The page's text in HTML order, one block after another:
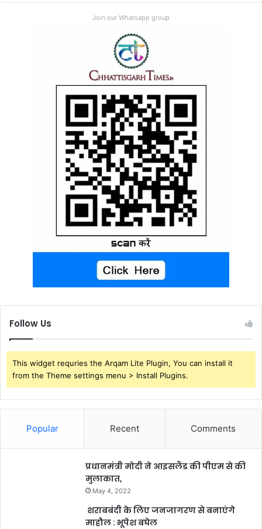
Join our Whatsapp group
Follow Us
This widget requries the Arqam Lite Plugin, You can install it
from the Theme settings menu > Install Plugins.
Popular Recent Comments
प्रधानमंत्री मोदी ने आइसलैंड की पीएम से की
मुलाकात,
May 4, 2022
शराबबंदी के लिए जनजागरण से बनाएंगे
माहौल : भूपेश बघेल